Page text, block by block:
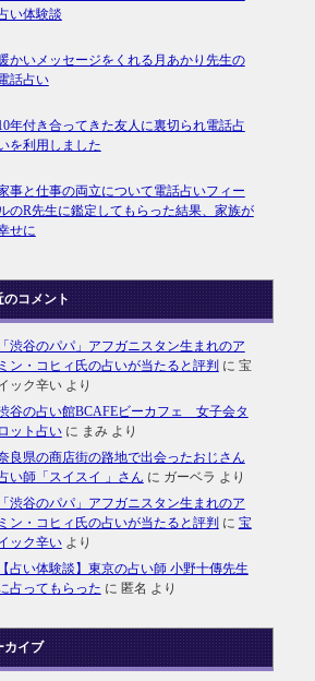
い体験談
かいメッセージをくれる月あかり先生の
話占い
年付き合ってきた友人に裏切られ電話占
を利用しました
事と仕事の両立について電話占いフィー
のR先生に鑑定してもらった結果、家族が
せに
のコメント
渋谷のパパ」アフガニスタン生まれのア
ン・コヒィ氏の占いが当たると評判 に 宝
ック辛いより
谷の占い館BCAFEビーカフェ 女子会タ
ット占いに まみより
良県の商店街の路地で出会ったおじさん
い師「スイスイ 」さん に ガーベラ より
渋谷のパパ」アフガニスタン生まれのア
ン・コヒィ氏の占いが当たると評判 に 宝
ック辛いより
占い体験談】東京の占い師 小野十傳先生
占ってもらった に 匿名 より
カイブ